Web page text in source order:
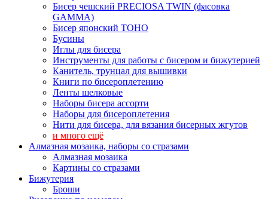
Бисер чешский PRECIOSA TWIN (фасовка
GAMMA)
Бисер японский TOHO
Бусины
Иглы для бисера
Инструменты для работы с бисером и бижутерией
Канитель, трунцал для вышивки
Книги по бисероплетению
Ленты шелковые
Наборы бисера ассорти
Наборы для бисероплетения
Нити для бисера, для вязания бисерных жгутов
и много ещё
Алмазная мозаика, наборы со стразами
Алмазная мозаика
Картины co стразами
Бижутерия
Броши